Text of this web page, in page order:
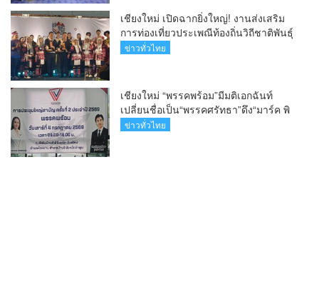
เชียงใหม่ เปิดฉากยิ่งใหญ่! งานส่งเสริม
การท่องเที่ยวประเพณีท้องถิ่นวิถีชาติพันธุ์
ล้านนา(คลิป)
ข่าวทั่วไทย
เชียงใหม่ “พรรคพร้อม”มีมติเอกฉันท์
เปลี่ยนชื่อเป็น“พรรคศรัทธา”ดึง“มาร์ค พิ
ตบูล”นำทัพกรรมการบริหารชุดใหม่(คลิป)
ข่าวทั่วไทย